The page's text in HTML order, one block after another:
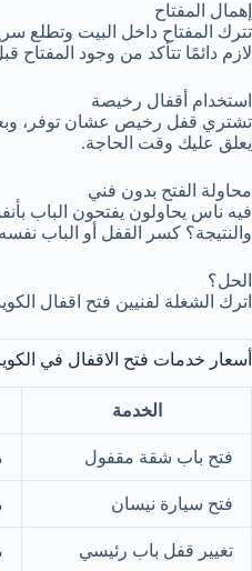
إهمال المفتاح
تترك المفتاح داخل البيت وتطلع
لازم دائمًا تتأكد من وجود المفتاح
استخدام أقفال رخيصة
تشتري قفل رخيص عشان توفر،
يعلق عليك وقت الحاجة.
محاولة الفتح بدون فني
فيه ناس يحاولون يفتحون الباب
والنتيجة؟ كسر القفل أو الباب
الحل؟
اترك الشغلة لفنيين فتح اقفال
أسعار خدمات فتح الاقفال في
الخدمة
فتح باب شقة مقفول
فتح سيارة نيسان
تغيير قفل باب رئيسي